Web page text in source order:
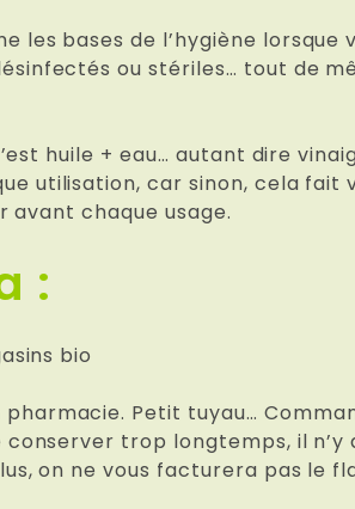
les bases de l’hygiène
ou stériles… tout de
huile + eau… autant dire
utilisation, car sinon, cela
avant chaque usage.
:
bio
pharmacie. Petit tuyau…
trop longtemps, il
on ne vous facturera pas le